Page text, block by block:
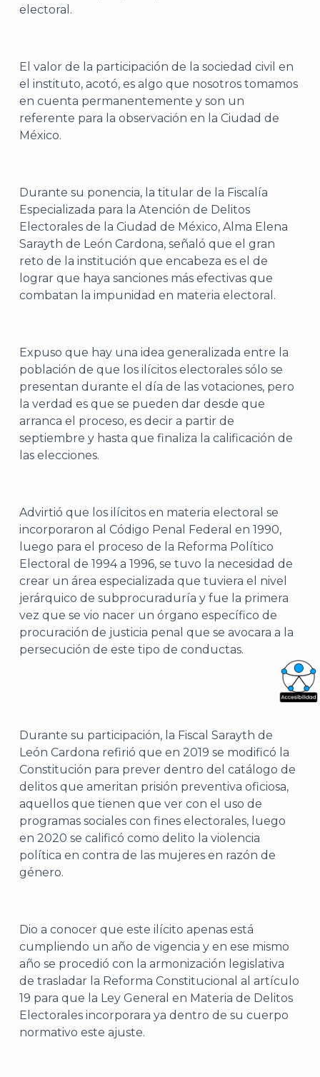
electoral.
El valor de la participación de la sociedad civil en
el instituto, acotó, es algo que nosotros tomamos
en cuenta permanentemente y son un
referente para la observación en la Ciudad de
México.
Durante su ponencia, la titular de la Fiscalía
Especializada para la Atención de Delitos
Electorales de la Ciudad de México, Alma Elena
Sarayth de León Cardona, señaló que el gran
reto de la institución que encabeza es el de
lograr que haya sanciones más efectivas que
combatan la impunidad en materia electoral.
Expuso que hay una idea generalizada entre la
población de que los ilícitos electorales sólo se
presentan durante el día de las votaciones, pero
la verdad es que se pueden dar desde que
arranca el proceso, es decir a partir de
septiembre y hasta que finaliza la calificación de
las elecciones.
Advirtió que los ilícitos en materia electoral se
incorporaron al Código Penal Federal en 1990,
luego para el proceso de la Reforma Político
Electoral de 1994 a 1996, se tuvo la necesidad de
crear un área especializada que tuviera el nivel
jerárquico de subprocuraduría y fue la primera
vez que se vio nacer un órgano específico de
procuración de justicia penal que se avocara a la
persecución de este tipo de conductas.
Durante su participación, la Fiscal Sarayth de
León Cardona refirió que en 2019 se modificó la
Constitución para prever dentro del catálogo de
delitos que ameritan prisión preventiva oficiosa,
aquellos que tienen que ver con el uso de
programas sociales con fines electorales, luego
en 2020 se calificó como delito la violencia
política en contra de las mujeres en razón de
género.
Dio a conocer que este ilícito apenas está
cumpliendo un año de vigencia y en ese mismo
año se procedió con la armonización legislativa
de trasladar la Reforma Constitucional al artículo
19 para que la Ley General en Materia de Delitos
Electorales incorporara ya dentro de su cuerpo
normativo este ajuste.